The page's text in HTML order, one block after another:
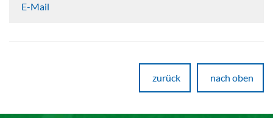
E-Mail
zurück nach oben